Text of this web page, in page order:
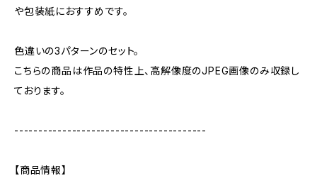
や包装紙におすすめです。
色違いの3パターンのセット。
こちらの商品は作品の特性上、高解像度のJPEG画像のみ収録し
ております。
----------------------------------------
【商品情報】